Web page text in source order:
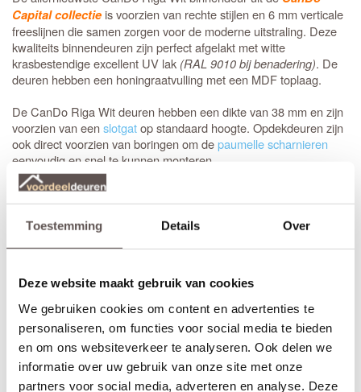
Toestemming Details Over
Deze website maakt gebruik van cookies
We gebruiken cookies om content en advertenties te
personaliseren, om functies voor social media te bieden
en om ons websiteverkeer te analyseren. Ook delen we
informatie over uw gebruik van onze site met onze
partners voor social media, adverteren en analyse. Deze
Capital collectie is voorzien van rechte stijlen en 6 mm verticale
freeslijnen die samen zorgen voor de moderne uitstraling. Deze
kwaliteits binnendeuren zijn perfect afgelakt met witte
krasbestendige excellent UV lak (RAL 9010 bij benadering). De
deuren hebben een honingraatvulling met een MDF toplaag.
De CanDo Riga Wit deuren hebben een dikte van 38 mm en zijn
voorzien van eenslotgatop standaard hoogte. Opdekdeuren zijn
ook direct voorzien van boringen om depaumelle scharnieren
eenvoudig en snel te kunnen monteren.
CanDo Riga Witopdekdeuren
CanDo Riga Wit deuren.
Stompe CanDo Riga Wit deuren zijn aan de zijde van de
als een opdekdeur.
Kant en klaar om afgehangen te worden.
CanDo Capital deuren worden voorzien van eenslotgatop
standaard hoogte. Wil je dat jouw nieuwe deuren zo goed als
kant en klaar om afgehangen geleverd worden? Bestel dan een
mooi bijpassenddeurbeslagpakket. Bestel je een nieuwe deur uit